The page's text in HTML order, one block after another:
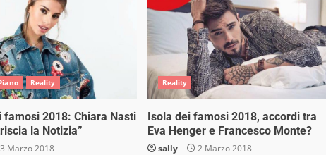
Reality
famosi 2018: Chiara Nasti
la Notizia”
3 Marzo 2018
Reality
Isola dei famosi 2018, accordi tra
Eva Henger e Francesco Monte?
sally 2 Marzo 2018